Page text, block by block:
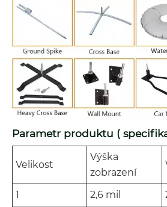
Parametr produktu (
Velikost
Výška
zobrazení
1 2,6 mil